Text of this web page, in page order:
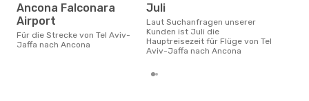
Ancona Falconara
Airport
Für die Strecke von Tel Aviv-
Jaffa nach Ancona
Juli
Laut Suchanfragen unserer
Kunden ist Juli die
Hauptreisezeit für Flüge von Tel
Aviv-Jaffa nach Ancona